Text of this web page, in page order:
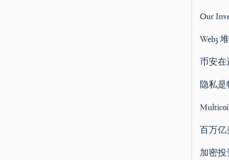
Our
Web3
币安
隐私
百万
加密